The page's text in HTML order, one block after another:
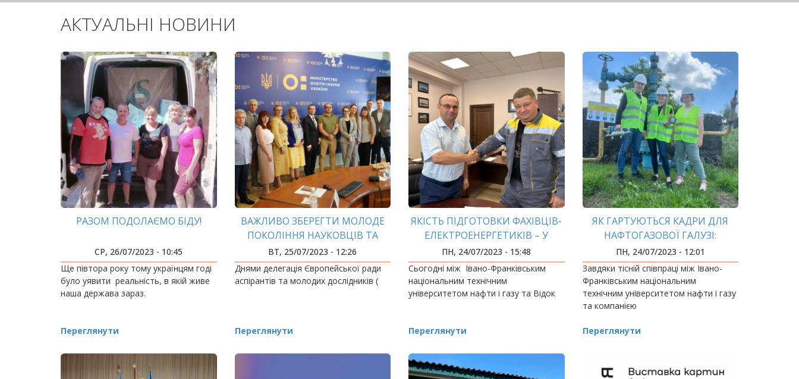
АКТУАЛЬНІ НОВИНИ
РАЗОМ ПОДОЛАЄМО БІДУ!
СР, 26/07/2023 - 10:45
Ще півтора року тому українцям годі
було уявити реальність, в якій живе
наша держава зараз.
Переглянути
ВАЖЛИВО ЗБЕРЕГТИ МОЛОДЕ
ПОКОЛІННЯ НАУКОВЦІВ ТА
ВИЩУ ОСВІТУ УКРАЇНИ
ВТ, 25/07/2023 - 12:26
Днями делегація Європейської ради
аспірантів та молодих дослідників (
Переглянути
ЯКІСТЬ ПІДГОТОВКИ ФАХІВЦІВ-
ЕЛЕКТРОЕНЕРГЕТИКІВ – У
ПРІОРИТЕТІ
ПН, 24/07/2023 - 15:48
Сьогодні між Івано-Франківським
національним технічним
університетом нафти і газу та Відок
Переглянути
ЯК ГАРТУЮТЬСЯ КАДРИ ДЛЯ
НАФТОГАЗОВОЇ ГАЛУЗІ:
ВИРОБНИЧІ ПРАКТИКИ
ПН, 24/07/2023 - 12:01
Завдяки тісній співпраці між Івано-
Франківським національним
технічним університетом нафти і газу
та компанією
Переглянути